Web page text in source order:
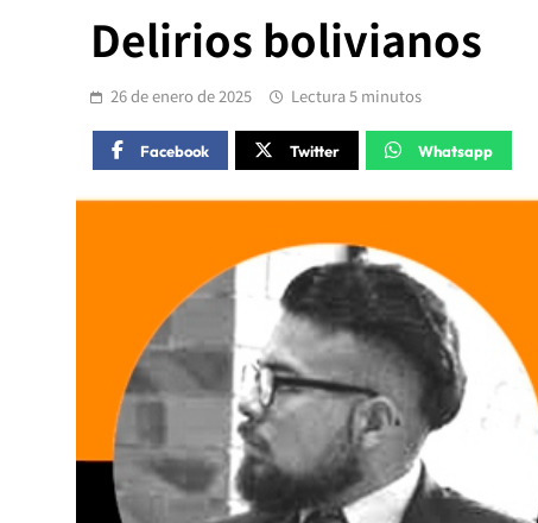
Delirios bolivianos
26 de enero de 2025 Lectura 5 minutos
Facebook Twitter Whatsapp